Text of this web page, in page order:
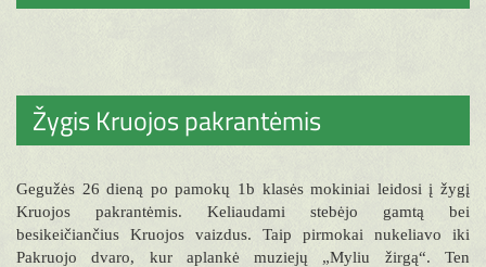
Žygis Kruojos pakrantėmis
Gegužės 26 dieną po pamokų 1b klasės mokiniai leidosi į žygį
Kruojos pakrantėmis. Keliaudami stebėjo gamtą bei
besikeičiančius Kruojos vaizdus. Taip pirmokai nukeliavo iki
Pakruojo dvaro, kur aplankė muziejų „Myliu žirgą“. Ten